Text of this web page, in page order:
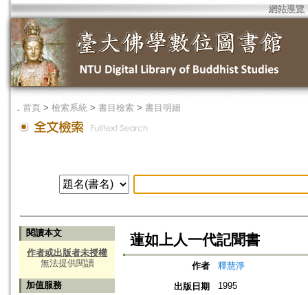
網站導覽
． 首頁 > 檢索系統 > 書目檢索 > 書目明細
閱讀本文
作者或出版者未授權
無法提供閱讀
加值服務
蓮如上人一代記聞書
作者
釋慧淨
出版日期
1995